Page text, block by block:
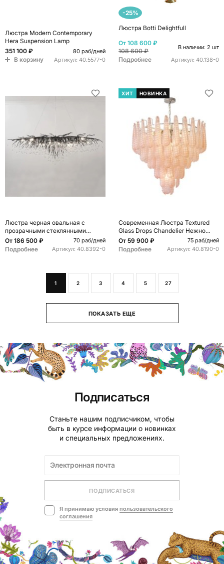
Люстра Modern Contemporary
Hera Suspension Lamp
351 100 ₽
80 раб/дней
В корзину Артикул: 40.5577-0
-25%
Люстра Botti Delightfull
От 108 600 ₽
108 600 ₽
В наличии: 2 шт
Подробнее Артикул: 40.138-0
Люстра черная овальная с
прозрачными стеклянными
подвесками в форме капель
FAIRYTREE Light
От 186 500 ₽ 70 раб/дней
Подробнее Артикул: 40.8392-0
ХИТ НОВИНКА
Современная Люстра Textured
Glass Drops Chandelier Нежно
розовые капли
От 59 900 ₽ 75 раб/дней
Подробнее Артикул: 40.8190-0
1 2 3 4 5 27
ПОКАЗАТЬ ЕЩЕ
Подписаться
Станьте нашим подписчиком, чтобы
быть в курсе информации о новинках
и специальных предложениях.
ПОДПИСАТЬСЯ
Я принимаю условия пользовательского
соглашения